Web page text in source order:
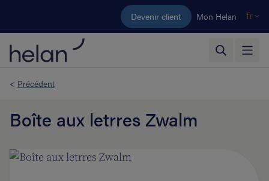
Aller au contenu principal
Devenir client Mon Helan fr
< Précédent
Boîte aux letrres Zwalm